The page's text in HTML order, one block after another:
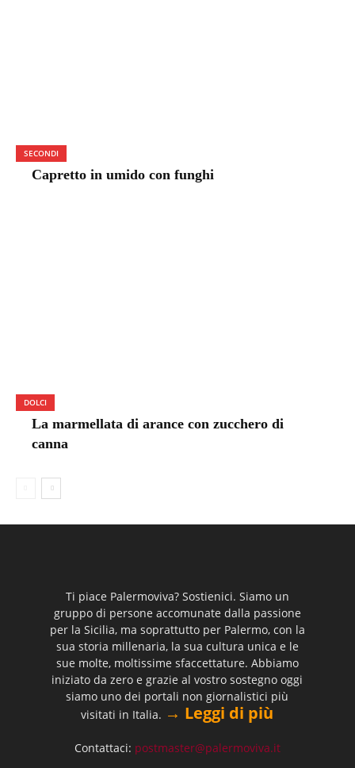
SECONDI
Capretto in umido con funghi
DOLCI
La marmellata di arance con zucchero di
canna
Ti piace Palermoviva? Sostienici. Siamo un
gruppo di persone accomunate dalla passione
per la Sicilia, ma soprattutto per Palermo, con la
sua storia millenaria, la sua cultura unica e le
sue molte, moltissime sfaccettature. Abbiamo
iniziato da zero e grazie al vostro sostegno oggi
siamo uno dei portali non giornalistici più
visitati in Italia. → Leggi di più
Contattaci: postmaster@palermoviva.it